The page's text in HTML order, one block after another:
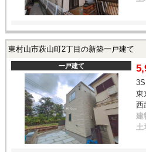
東村山市萩山町2丁目の新築一戸建て
一戸建て
東
西
建
土